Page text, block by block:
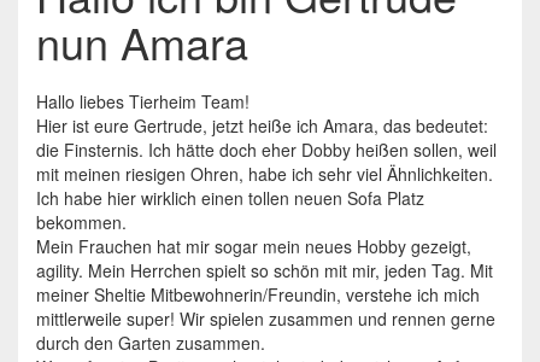
nun Amara
Hallo liebes Tierheim Team!
Hier ist eure Gertrude, jetzt heiße ich Amara, das bedeutet:
die Finsternis. Ich hätte doch eher Dobby heißen sollen, weil
mit meinen riesigen Ohren, habe ich sehr viel Ähnlichkeiten.
Ich habe hier wirklich einen tollen neuen Sofa Platz
bekommen.
Mein Frauchen hat mir sogar mein neues Hobby gezeigt,
agility. Mein Herrchen spielt so schön mit mir, jeden Tag. Mit
meiner Sheltie Mitbewohnerin/Freundin, verstehe ich mich
mittlerweile super! Wir spielen zusammen und rennen gerne
durch den Garten zusammen.